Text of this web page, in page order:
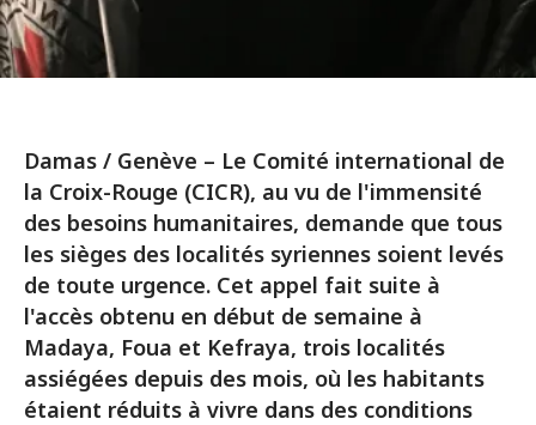
Damas / Genève – Le Comité international de
la Croix-Rouge (CICR), au vu de l'immensité
des besoins humanitaires, demande que tous
les sièges des localités syriennes soient levés
de toute urgence. Cet appel fait suite à
l'accès obtenu en début de semaine à
Madaya, Foua et Kefraya, trois localités
assiégées depuis des mois, où les habitants
étaient réduits à vivre dans des conditions